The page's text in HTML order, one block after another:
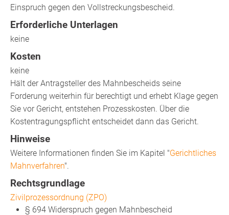
Einspruch gegen den Vollstreckungsbescheid.
Erforderliche Unterlagen
keine
Kosten
keine
Hält der Antragsteller des Mahnbescheids seine
Forderung weiterhin für berechtigt und erhebt Klage gegen
Sie vor Gericht, entstehen Prozesskosten. Über die
Kostentragungspflicht entscheidet dann das Gericht.
Hinweise
Weitere Informationen finden Sie im Kapitel "Gerichtliches
Mahnverfahren".
Rechtsgrundlage
Zivilprozessordnung (ZPO)
§ 694Widerspruch gegen Mahnbescheid